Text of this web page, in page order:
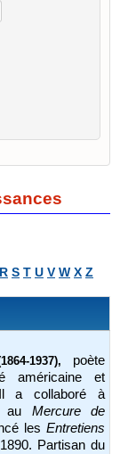
R S T U V W X Z
1937),
poète
américaine et
Il a collaboré à
au Mercure de
les Entretiens
Partisan du